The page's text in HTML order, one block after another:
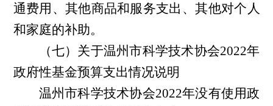
通费用、其他商品和服务支出、其他对个人
和家庭的补助。
（七）关于温州市科学技术协会2022年
政府性基金预算支出情况说明
温州市科学技术协会2022年没有使用政